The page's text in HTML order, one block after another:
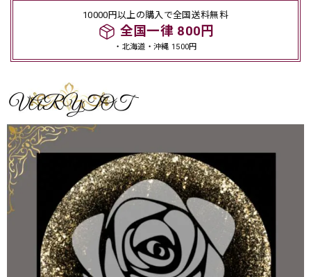
10000円以上の購入で全国送料無料
全国一律 800円
・北海道・沖縄 1500円